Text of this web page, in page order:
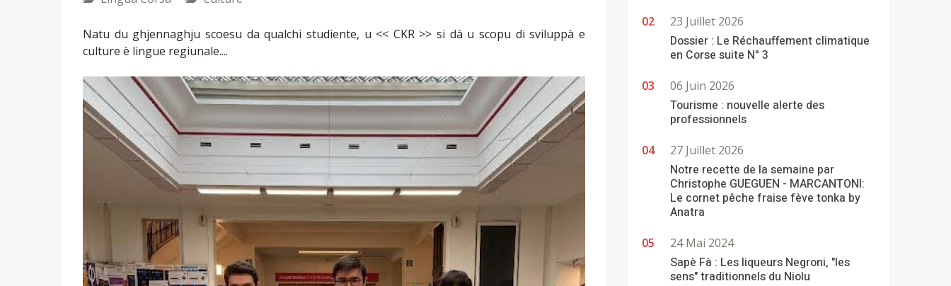
Natu du ghjennaghju scoesu da qualchi studiente, u << CKR >> si dà u scopu di sviluppà e
culture è lingue regiunale....
23 Juillet 2026
Dossier : Le Réchauffement climatique
en Corse suite N° 3
06 Juin 2026
Tourisme : nouvelle alerte des
professionnels
27 Juillet 2026
Notre recette de la semaine par
Christophe GUEGUEN - MARCANTONI:
Le cornet pêche fraise fève tonka by
Anatra
24 Mai 2024
Sapè Fà : Les liqueurs Negroni, "les
sens" traditionnels du Niolu